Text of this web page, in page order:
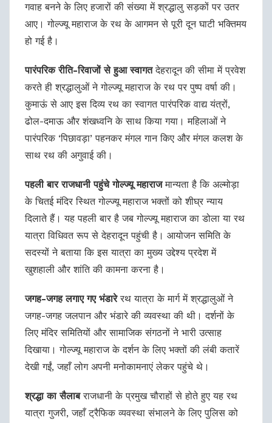
गवाह बनने के लिए हजारों की संख्या में श्रद्धालु सड़कों पर उतर
आए। गोल्ज्यू महाराज के रथ के आगमन से पूरी दून घाटी भक्तिमय
हो गई है।
पारंपरिक रीति-रिवाजों से हुआ स्वागतदेहरादून की सीमा में प्रवेश
करते ही श्रद्धालुओं ने गोल्ज्यू महाराज के रथ पर पुष्प वर्षा की।
कुमाऊं से आए इस दिव्य रथ का स्वागत पारंपरिक वाद्य यंत्रों,
ढोल-दमाऊ और शंखध्वनि के साथ किया गया। महिलाओं ने
पारंपरिक ‘पिछावड़ा’ पहनकर मंगल गान किए और मंगल कलश के
साथ रथ की अगुवाई की।
पहली बार राजधानी पहुंचे गोल्ज्यू महाराजमान्यता है कि अल्मोड़ा
के चितई मंदिर स्थित गोल्ज्यू महाराज भक्तों को शीघ्र न्याय
दिलाते हैं। यह पहली बार है जब गोल्ज्यू महाराज का डोला या रथ
यात्रा विधिवत रूप से देहरादून पहुंची है। आयोजन समिति के
सदस्यों ने बताया कि इस यात्रा का मुख्य उद्देश्य प्रदेश में
खुशहाली और शांति की कामना करना है।
जगह-जगह लगाए गए भंडारेरथ यात्रा के मार्ग में श्रद्धालुओं ने
जगह-जगह जलपान और भंडारे की व्यवस्था की थी। दर्शनों के
लिए मंदिर समितियों और सामाजिक संगठनों ने भारी उत्साह
दिखाया। गोल्ज्यू महाराज के दर्शन के लिए भक्तों की लंबी कतारें
देखी गईं, जहाँ लोग अपनी मनोकामनाएं लेकर पहुंचे थे।
श्रद्धा का सैलाबराजधानी के प्रमुख चौराहों से होते हुए यह रथ
यात्रा गुजरी, जहाँ ट्रैफिक व्यवस्था संभालने के लिए पुलिस को